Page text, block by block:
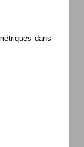
dans